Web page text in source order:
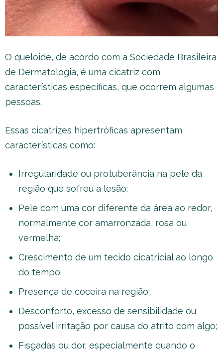
O queloide, de acordo com a Sociedade Brasileira
de Dermatologia, é uma cicatriz com
características específicas, que ocorrem algumas
pessoas.
Essas cicatrizes hipertróficas apresentam
características como:
Irregularidade ou protuberância na pele da
região que sofreu a lesão;
Pele com uma cor diferente da área ao redor,
normalmente cor amarronzada, rosa ou
vermelha;
Crescimento de um tecido cicatricial ao longo
do tempo;
Presença de coceira na região;
Desconforto, excesso de sensibilidade ou
possível irritação por causa do atrito com algo;
Fisgadas ou dor, especialmente quando o